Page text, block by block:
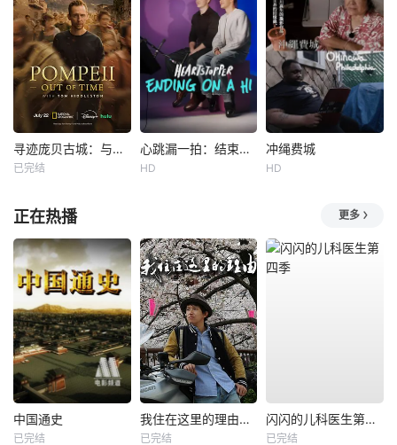
寻迹庞贝古城：与汤姆·希德勒斯顿同行
已完结
心跳漏一拍：结束在一声嗨
HD
冲绳费城
HD
正在热播 更多
中国通史
已完结
我住在这里的理由第一季
已完结
闪闪的儿科医生第四季
已完结